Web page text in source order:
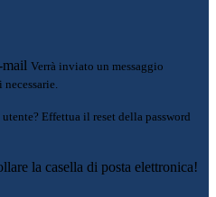
Verrà inviato un messaggio
Effettua il reset della password
la casella di posta elettronica!